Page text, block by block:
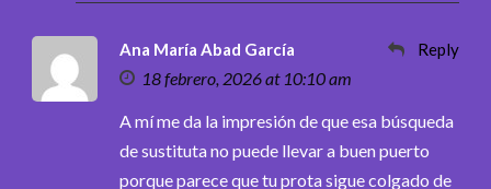
Ana María Abad García
18 febrero, 2026 at 10:10 am
Reply
A mí me da la impresión de que esa búsqueda
de sustituta no puede llevar a buen puerto
porque parece que tu prota sigue colgado de